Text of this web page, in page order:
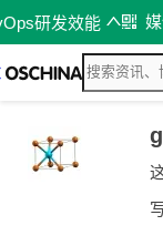
研发效能